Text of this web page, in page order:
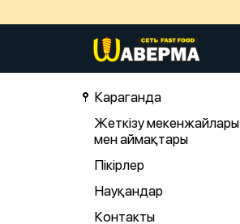
Караганда
Жеткізу мекенжайлары
мен аймақтары
Пікірлер
Науқандар
Контакты